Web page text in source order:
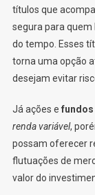
títulos que
segura para quem
do tempo. Esses
torna uma opção
desejam evitar
Já ações e fundos
renda variável,
possam oferecer
flutuações de
valor do